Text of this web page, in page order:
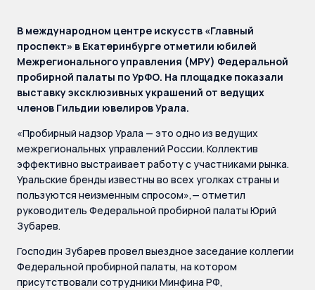
В международном центре искусств «Главный
проспект» в Екатеринбурге отметили юбилей
Межрегионального управления (МРУ) Федеральной
пробирной палаты по УрФО. На площадке показали
выставку эксклюзивных украшений от ведущих
членов Гильдии ювелиров Урала.
«Пробирный надзор Урала — это одно из ведущих
межрегиональных управлений России. Коллектив
эффективно выстраивает работу с участниками рынка.
Уральские бренды известны во всех уголках страны и
пользуются неизменным спросом»,— отметил
руководитель Федеральной пробирной палаты Юрий
Зубарев.
Господин Зубарев провел выездное заседание коллегии
Федеральной пробирной палаты, на котором
присутствовали сотрудники Минфина РФ,